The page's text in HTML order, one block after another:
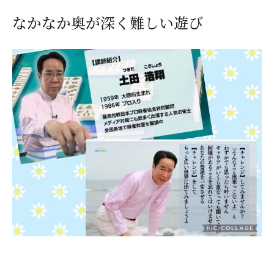
なかなか奥が深く難しい遊び